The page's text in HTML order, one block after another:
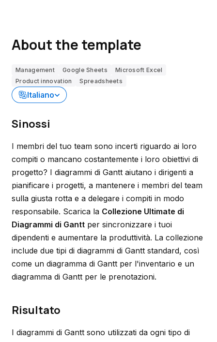
About the template
Management Google Sheets
Microsoft Excel
Product innovation
Spreadsheets
Italiano
Sinossi
I membri del tuo team sono incerti riguardo ai loro
compiti o mancano costantemente i loro obiettivi di
progetto? I diagrammi di Gantt aiutano i dirigenti a
pianificare i progetti, a mantenere i membri del team
sulla giusta rotta e a delegare i compiti in modo
responsabile. Scarica la Collezione Ultimate di
Diagrammi di Gantt per sincronizzare i tuoi
dipendenti e aumentare la produttività. La collezione
include due tipi di diagrammi di Gantt standard, così
come un diagramma di Gantt per l'inventario e un
diagramma di Gantt per le prenotazioni.
Risultato
I diagrammi di Gantt sono utilizzati da ogni tipo di